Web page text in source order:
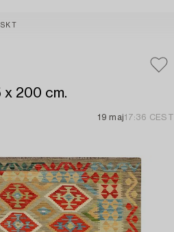
x 200 cm.
19 maj17:36 CEST